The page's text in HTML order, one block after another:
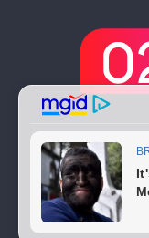
Copyright ©
Theme:ColorMag